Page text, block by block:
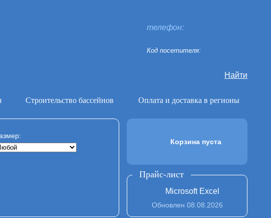
телефон:
Код посетителя:
Найти
Строительство бассейнов Оплата и доставка в регионы
Корзина пуста
Прайс-лист
Microsoft Excel
Обновлен 08.08.2026